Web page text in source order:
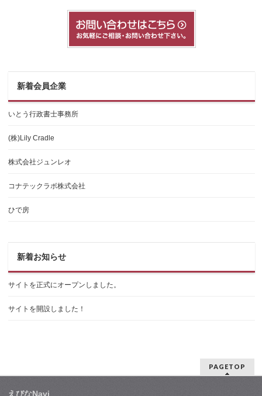
新着会員企業
いとう行政書士事務所
(株)Lily Cradle
株式会社ジュンレオ
コナテックラボ株式会社
ひで房
新着お知らせ
サイトを正式にオープンしました。
サイトを開設しました！
PAGETOP
えびなNavi